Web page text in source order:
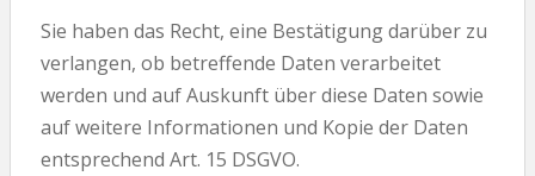
Sie haben das Recht, eine Bestätigung darüber zu
verlangen, ob betreffende Daten verarbeitet
werden und auf Auskunft über diese Daten sowie
auf weitere Informationen und Kopie der Daten
entsprechend Art. 15 DSGVO.